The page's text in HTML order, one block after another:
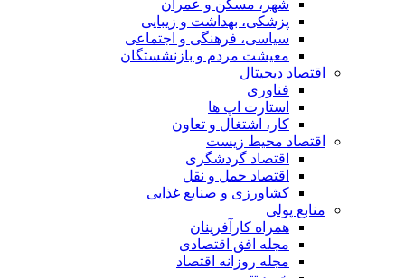
شهر، مسکن و عمران
پزشکی، بهداشت و زیبایی
سیاسی، فرهنگی و اجتماعی
معیشت مردم و بازنشستگان
اقتصاد دیجیتال
فناوری
استارت اپ ها
کار، اشتغال و تعاون
اقتصاد محیط زیست
اقتصاد گردشگری
اقتصاد حمل و نقل
کشاورزی و صنایع غذایی
منابع پولی
همراه کارآفرینان
مجله افق اقتصادی
مجله روزانه اقتصاد